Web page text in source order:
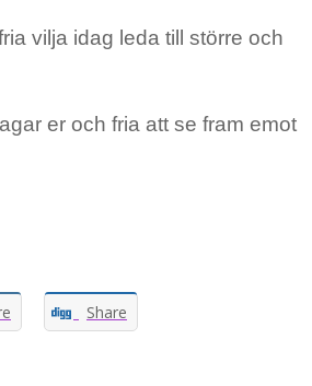
vilja idag leda till större och
er och fria att se fram emot
Share